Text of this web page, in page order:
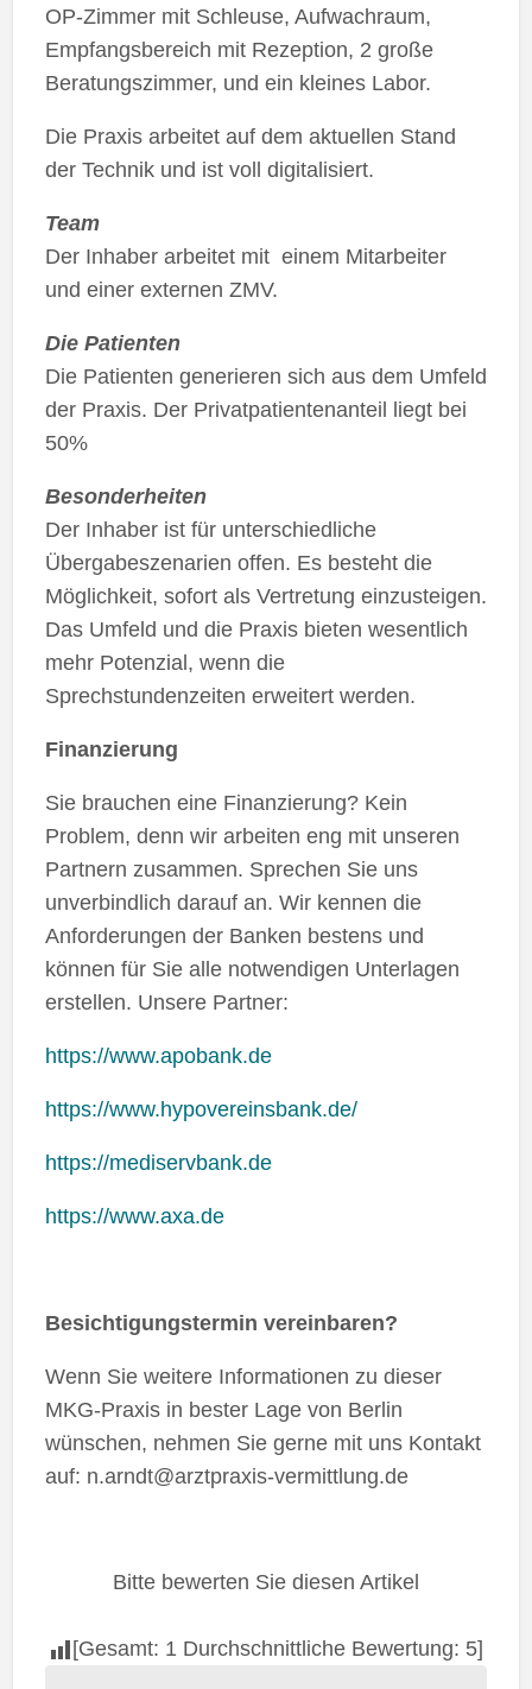
OP-Zimmer mit Schleuse, Aufwachraum,
Empfangsbereich mit Rezeption, 2 große
Beratungszimmer, und ein kleines Labor.
Die Praxis arbeitet auf dem aktuellen Stand
der Technik und ist voll digitalisiert.
Team
Der Inhaber arbeitet mit einem Mitarbeiter
und einer externen ZMV.
Die Patienten
Die Patienten generieren sich aus dem Umfeld
der Praxis. Der Privatpatientenanteil liegt bei
50%
Besonderheiten
Der Inhaber ist für unterschiedliche
Übergabeszenarien offen. Es besteht die
Möglichkeit, sofort als Vertretung einzusteigen.
Das Umfeld und die Praxis bieten wesentlich
mehr Potenzial, wenn die
Sprechstundenzeiten erweitert werden.
Finanzierung
Sie brauchen eine Finanzierung? Kein
Problem, denn wir arbeiten eng mit unseren
Partnern zusammen. Sprechen Sie uns
unverbindlich darauf an. Wir kennen die
Anforderungen der Banken bestens und
können für Sie alle notwendigen Unterlagen
erstellen. Unsere Partner:
https://www.apobank.de
https://www.hypovereinsbank.de/
https://mediservbank.de
https://www.axa.de
Besichtigungstermin vereinbaren?
Wenn Sie weitere Informationen zu dieser
MKG-Praxis in bester Lage von Berlin
wünschen, nehmen Sie gerne mit uns Kontakt
auf: n.arndt@arztpraxis-vermittlung.de
Bitte bewerten Sie diesen Artikel
[Gesamt: 1 Durchschnittliche Bewertung: 5]